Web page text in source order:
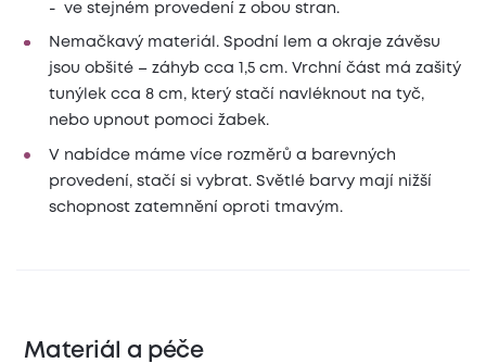
- ve stejném provedení z obou stran.
Nemačkavý materiál. Spodní lem a okraje závěsu
jsou obšité – záhyb cca 1,5 cm. Vrchní část má zašitý
tunýlek cca 8 cm, který stačí navléknout na tyč,
nebo upnout pomoci žabek.
V nabídce máme více rozměrů a barevných
provedení, stačí si vybrat. Světlé barvy mají nižší
schopnost zatemnění oproti tmavým.
Materiál a péče